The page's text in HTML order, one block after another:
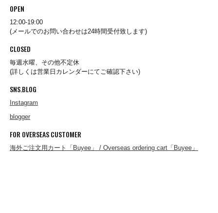
DEHEN
destin
DICKSON
OPEN
12:00-19:00
(メールでのお問い合わせは24時間受付致します)
CLOSED
毎週水曜、その他不定休
(詳しくは営業日カレンダーにてご確認下さい)
SNS.BLOG
Instagram
blogger
FOR OVERSEAS CUSTOMER
海外ご注文用カート「Buyee」 / Overseas ordering cart「Buyee」